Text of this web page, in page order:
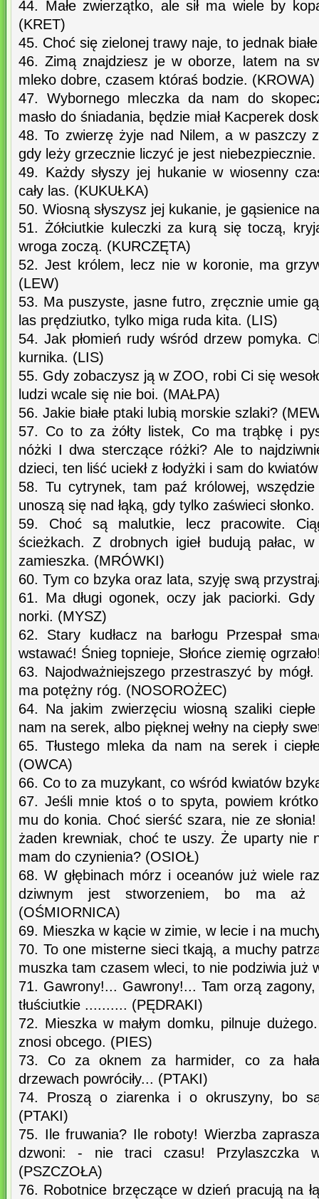
44. Małe zwierzątko, ale sił ma wiele by
(KRET)
45. Choć się zielonej trawy naje, to jednak
46. Zimą znajdziesz je w oborze, latem na
mleko dobre, czasem któraś bodzie. (KROWA)
47. Wybornego mleczka da nam do
masło do śniadania, będzie miał Kacperek
48. To zwierzę żyje nad Nilem, a w paszczy
gdy leży grzecznie liczyć je jest
49. Każdy słyszy jej hukanie w wiosenny
cały las. (KUKUŁKA)
50. Wiosną słyszysz jej kukanie, je gąsienice
51. Żółciutkie kuleczki za kurą się toczą,
wroga zoczą. (KURCZĘTA)
52. Jest królem, lecz nie w koronie, ma
(LEW)
53. Ma puszyste, jasne futro, zręcznie umie
las prędziutko, tylko miga ruda kita. (LIS)
54. Jak płomień rudy wśród drzew pomyka.
kurnika. (LIS)
55. Gdy zobaczysz ją w ZOO, robi Ci się
ludzi wcale się nie boi. (MAŁPA)
56. Jakie białe ptaki lubią morskie szlaki?
57. Co to za żółty listek, Co ma trąbkę i
nóżki I dwa sterczące różki? Ale to
dzieci, ten liść uciekł z łodyżki i sam do
58. Tu cytrynek, tam paź królowej,
unoszą się nad łąką, gdy tylko zaświeci
59. Choć są malutkie, lecz pracowite.
ścieżkach. Z drobnych igieł budują pałac,
zamieszka. (MRÓWKI)
60. Tym co bzyka oraz lata, szyję swą
61. Ma długi ogonek, oczy jak paciorki.
norki. (MYSZ)
62. Stary kudłacz na barłogu Przespał
wstawać! Śnieg topnieje, Słońce ziemię
63. Najodważniejszego przestraszyć by
ma potężny róg. (NOSOROŻEC)
64. Na jakim zwierzęciu wiosną szaliki
nam na serek, albo pięknej wełny na ciepły
65. Tłustego mleka da nam na serek i
(OWCA)
66. Co to za muzykant, co wśród kwiatów
67. Jeśli mnie ktoś o to spyta, powiem
mu do konia. Choć sierść szara, nie ze
żaden krewniak, choć te uszy. Że uparty nie
mam do czynienia? (OSIOŁ)
68. W głębinach mórz i oceanów już wiele
dziwnym jest stworzeniem, bo ma aż
(OŚMIORNICA)
69. Mieszka w kącie w zimie, w lecie i na
70. To one misterne sieci tkają, a muchy
muszka tam czasem wleci, to nie podziwia już
71. Gawrony!... Gawrony!... Tam orzą
tłuściutkie .......... (PĘDRAKI)
72. Mieszka w małym domku, pilnuje
znosi obcego. (PIES)
73. Co za oknem za harmider, co za
drzewach powróciły... (PTAKI)
74. Proszą o ziarenka i o okruszyny, bo
(PTAKI)
75. Ile fruwania? Ile roboty! Wierzba
dzwoni: - nie traci czasu! Przylaszczka
(PSZCZOŁA)
76. Robotnice brzęczące w dzień pracują na